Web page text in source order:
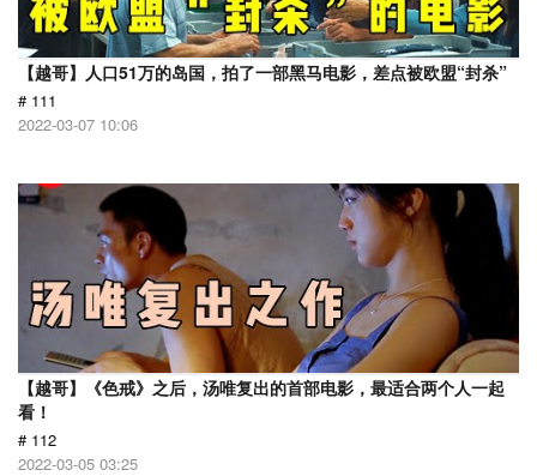
【越哥】人口51万的岛国，拍了一部黑马电影，差点被欧盟“封杀”
# 111
2022-03-07 10:06
【越哥】《色戒》之后，汤唯复出的首部电影，最适合两个人一起
看！
# 112
2022-03-05 03:25